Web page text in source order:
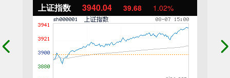
上证指数 3940.04 39.68 1.02%